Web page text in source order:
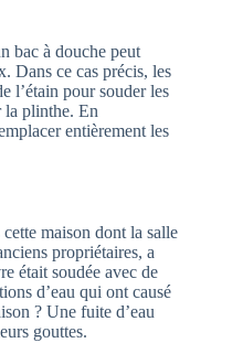
bac à douche peut
Dans ce cas précis, les
l’étain pour souder les
la plinthe. En
entièrement les
maison dont la salle
propriétaires, a
était soudée avec de
d’eau qui ont causé
? Une fuite d’eau
gouttes.